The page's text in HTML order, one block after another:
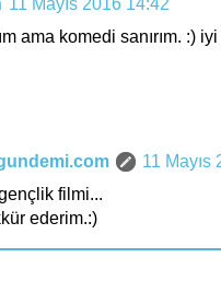
ama komedi sanırım. :)
11 Mayıs
filmi...
ederim.:)